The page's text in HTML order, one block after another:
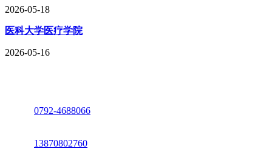
2026-05-18
医科大学医疗学院
2026-05-16
0792-4688066
13870802760